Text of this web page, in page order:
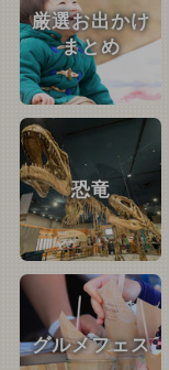
厳選お出かけ
まとめ
恐竜
グルメフェス